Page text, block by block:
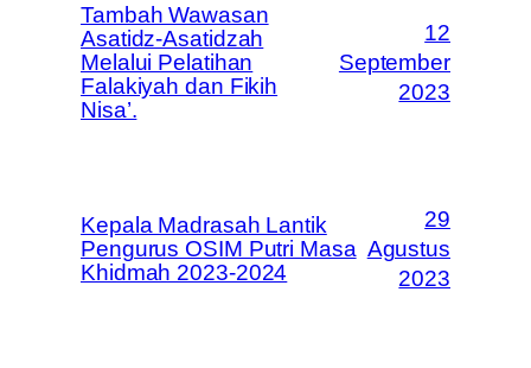
Tambah Wawasan
Asatidz-Asatidzah
Melalui Pelatihan
Falakiyah dan Fikih
Nisa’.
12
September
2023
Kepala Madrasah Lantik
Pengurus OSIM Putri Masa
Khidmah 2023-2024
29
Agustus
2023